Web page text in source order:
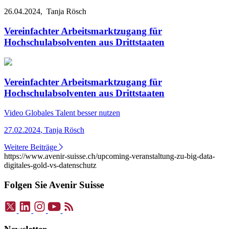
26.04.2024, Tanja Rösch
Vereinfachter Arbeitsmarktzugang für
Hochschulabsolventen aus Drittstaaten
Vereinfachter Arbeitsmarktzugang für
Hochschulabsolventen aus Drittstaaten
Video Globales Talent besser nutzen
27.02.2024, Tanja Rösch
Weitere Beiträge
https://www.avenir-suisse.ch/upcoming-veranstaltung-zu-big-data-
digitales-gold-vs-datenschutz
Folgen Sie Avenir Suisse